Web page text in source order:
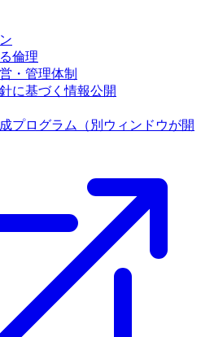
倫理
・管理体制
に基づく情報公開
プログラム
（別ウィンドウが開